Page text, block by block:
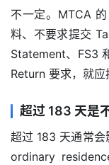
不一定。MTCA
料、不要求提交
Statement、FS3
Return 要求，就应
超过 183 天是
超过 183 天通常
ordinary